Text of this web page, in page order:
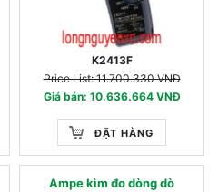
K2413F
Price List: 11.700.330 VNĐ
Giá bán: 10.636.664 VNĐ
ĐẶT HÀNG
Ampe kìm đo dòng dò